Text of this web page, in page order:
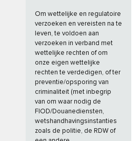
Om wettelijke en regulatoire
verzoeken en vereisten na te
leven, te voldoen aan
verzoeken in verband met
wettelijke rechten of om
onze eigen wettelijke
rechten te verdedigen, of ter
preventie/opsporing van
criminaliteit (met inbegrip
van om waar nodig de
FIOD/Douanediensten,
wetshandhavingsinstanties
zoals de politie, de RDW of